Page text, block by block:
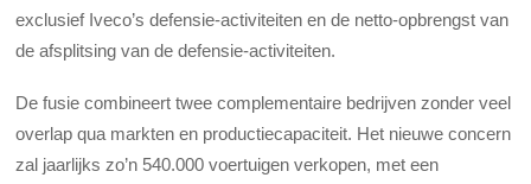
exclusief Iveco’s defensie-activiteiten en de netto-opbrengst van
de afsplitsing van de defensie-activiteiten.
De fusie combineert twee complementaire bedrijven zonder veel
overlap qua markten en productiecapaciteit. Het nieuwe concern
zal jaarlijks zo’n 540.000 voertuigen verkopen, met een